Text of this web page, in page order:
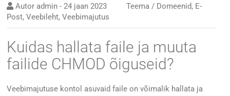
Autor admin -24 jaan 2023 Teema / Domeenid, E-
Post,Veebileht,Veebimajutus
Kuidas hallata faile ja muuta
failide CHMOD õiguseid?
Veebimajutuse kontol asuvaid faile on võimalik hallata ja